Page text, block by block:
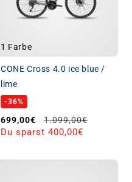
1 Farbe
CONE Cross 4.0 ice blue /
lime
-36%
Verkaufspreis
699,00€ Normaler Preis
1.099,00€
Du sparst 400,00€